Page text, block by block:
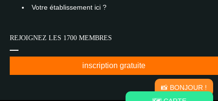
📸 BONJOUR !
Votre établissement ici ?
REJOIGNEZ LES 1700 MEMBRES
inscription gratuite